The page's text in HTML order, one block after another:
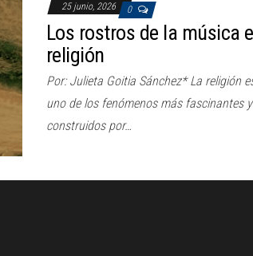
25 junio, 2026 0
Los rostros de la música
religión
Por: Julieta Goitia Sánchez* La religión
uno de los fenómenos más fascinantes
construidos por…